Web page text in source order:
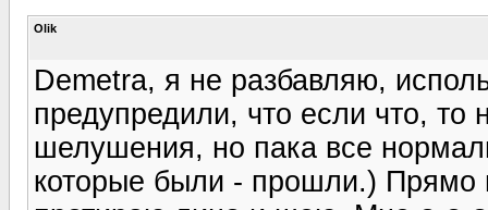
Olik
Demetra, я не разбавляю,
предупредили, что если что, то
шелушения, но пака все
которые были - прошли.) Прямо